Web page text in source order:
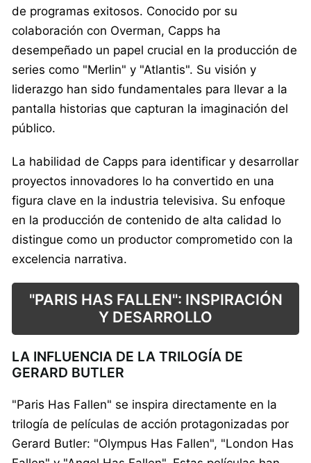
de programas exitosos. Conocido por su
colaboración con Overman, Capps ha
desempeñado un papel crucial en la producción de
series como "Merlin" y "Atlantis". Su visión y
liderazgo han sido fundamentales para llevar a la
pantalla historias que capturan la imaginación del
público.
La habilidad de Capps para identificar y desarrollar
proyectos innovadores lo ha convertido en una
figura clave en la industria televisiva. Su enfoque
en la producción de contenido de alta calidad lo
distingue como un productor comprometido con la
excelencia narrativa.
"PARIS HAS FALLEN": INSPIRACIÓN
Y DESARROLLO
LA INFLUENCIA DE LA TRILOGÍA DE
GERARD BUTLER
"Paris Has Fallen" se inspira directamente en la
trilogía de películas de acción protagonizadas por
Gerard Butler: "Olympus Has Fallen", "London Has